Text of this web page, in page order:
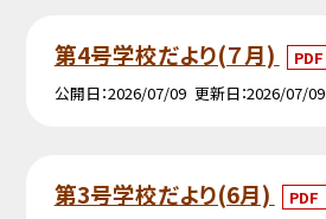
第4号学校だより(７月) PDF
公開日 2026/07/09 更新日 2026/07/09
第3号学校だより(6月) PDF